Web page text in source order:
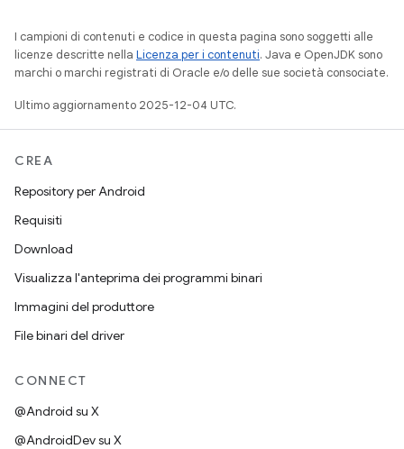
I campioni di contenuti e codice in questa pagina sono soggetti alle
licenze descritte nella Licenza per i contenuti. Java e OpenJDK sono
marchi o marchi registrati di Oracle e/o delle sue società consociate.
Ultimo aggiornamento 2025-12-04 UTC.
CREA
Repository per Android
Requisiti
Download
Visualizza l'anteprima dei programmi binari
Immagini del produttore
File binari del driver
CONNECT
@Android su X
@AndroidDev su X